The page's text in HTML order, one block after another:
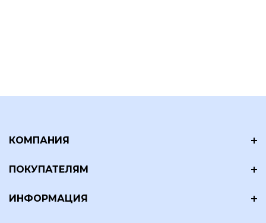
КОМПАНИЯ
ПОКУПАТЕЛЯМ
ИНФОРМАЦИЯ